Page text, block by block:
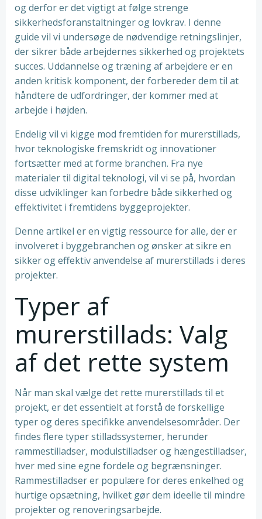
og derfor er det vigtigt at følge strenge
sikkerhedsforanstaltninger og lovkrav. I denne
guide vil vi undersøge de nødvendige retningslinjer,
der sikrer både arbejdernes sikkerhed og projektets
succes. Uddannelse og træning af arbejdere er en
anden kritisk komponent, der forbereder dem til at
håndtere de udfordringer, der kommer med at
arbejde i højden.
Endelig vil vi kigge mod fremtiden for murerstillads,
hvor teknologiske fremskridt og innovationer
fortsætter med at forme branchen. Fra nye
materialer til digital teknologi, vil vi se på, hvordan
disse udviklinger kan forbedre både sikkerhed og
effektivitet i fremtidens byggeprojekter.
Denne artikel er en vigtig ressource for alle, der er
involveret i byggebranchen og ønsker at sikre en
sikker og effektiv anvendelse af murerstillads i deres
projekter.
Typer af
murerstillads: Valg
af det rette system
Når man skal vælge det rette murerstillads til et
projekt, er det essentielt at forstå de forskellige
typer og deres specifikke anvendelsesområder. Der
findes flere typer stilladssystemer, herunder
rammestilladser, modulstilladser og hængestilladser,
hver med sine egne fordele og begrænsninger.
Rammestilladser er populære for deres enkelhed og
hurtige opsætning, hvilket gør dem ideelle til mindre
projekter og renoveringsarbejde.